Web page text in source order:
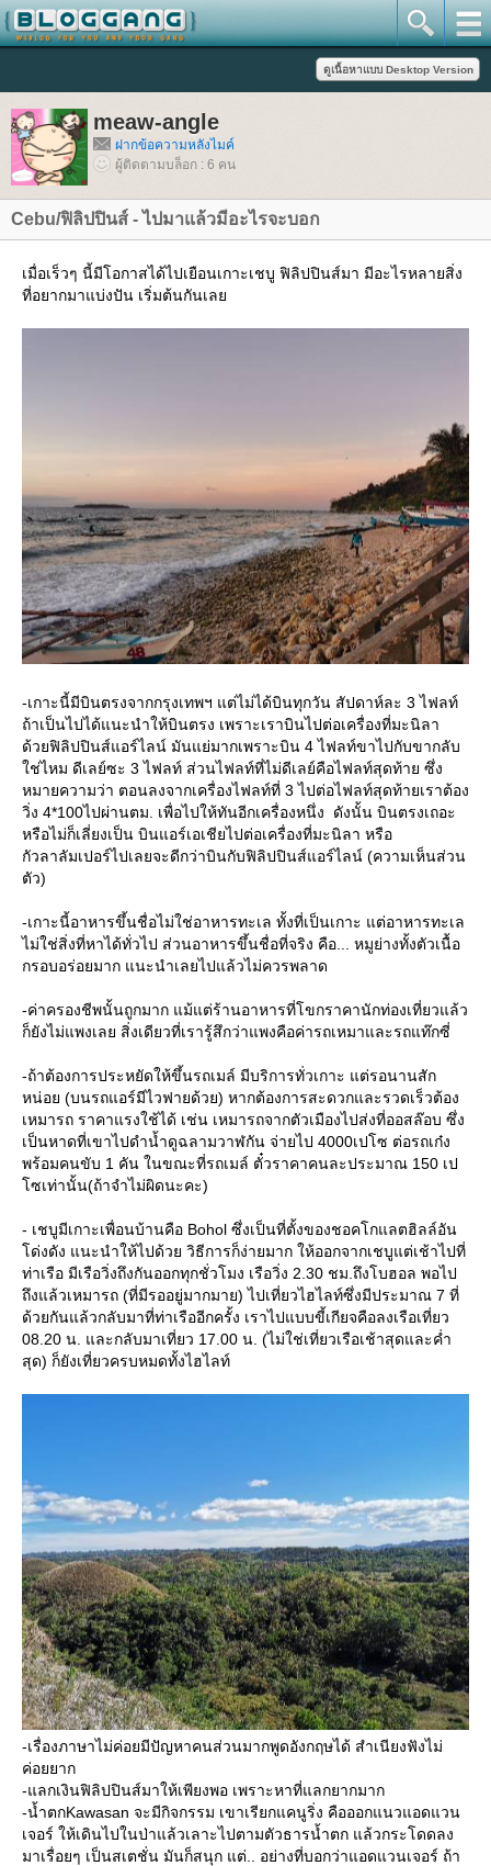
meaw-angle
ฝากข้อความหลังไมค์
ผู้ติดตามบล็อก : 6 คน
Cebu/ฟิลิปปินส์ - ไปมาแล้วมีอะไรจะบอก
เมื่อเร็วๆ นี้มีโอกาสได้ไปเยือนเกาะเชบู ฟิลิปปินส์มา มีอะไรหลายสิ่ง
ที่อยากมาแบ่งปัน เริ่มต้นกันเล
-เกาะนี้มีบินตรงจากกรุงเทพฯ แต่ไม่ได้บินทุกวัน สัปดาห์ละ 3 ไฟลท์
ถ้าเป็นไปได้แนะนำให้บินตรง เพราะเราบินไปต่อเครื่องที่มะนิลา
ด้วยฟิลิปปินส์แอร์ไลน์ มันแย่มากเพราะบิน 4 ไฟลท์ขาไปกับขากลับ
ช่ไหม ดีเลย์ซะ 3 ไฟลท์ ส่วนไฟลท์ที่ไม่ดีเลย์คือไฟลท์สุดท้าย ซึ่ง
หมายความว่า ตอนลงจากเครื่องไฟลท์ที่ 3 ไปต่อไฟลท์สุดท้ายเราต้อง
วิ่ง 4*100ไปผ่านตม. เพื่อไปให้ทันอีกเครื่องหนึ่ง ดังนั้น บินตรงเถอะ
หรือไม่ก็เลี่ยงเป็น บินแอร์เอเชียไปต่อเครื่องที่มะนิลา หรือ
กัวลาลัมเปอร์ไปเลยจะดีกว่าบินกับฟิลิปปินส์แอร์ไลน์ (ความเห็นส่วน
ตัว)
-เกาะนี้อาหารขึ้นชื่อไม่ใช่อาหารทะเล ทั้งที่เป็นเกาะ แต่อาหารทะเล
ไม่ใช่สิ่งที่หาได้ทั่วไป ส่วนอาหารขึ้นชื่อที่จริง คือ... หมูย่างทั้งตัวเนื้อ
กรอบอร่อยมาก แนะนำเลยไปแล้วไม่ควรพลาด
-ค่าครองชีพนั้นถูกมาก แม้แต่ร้านอาหารที่โขกราคานักท่องเที่ยวแล้ว
ก็ยังไม่แพงเลย สิ่งเดียวที่เรารู้สึกว่าแพงคือค่ารถเหมาและรถแท๊กซี่
-ถ้าต้องการประหยัดให้ขึ้นรถเมล์ มีบริการทั่วเกาะ แต่รอนานสัก
หน่อย (บนรถแอร์มีไวฟายด้วย) หากต้องการสะดวกและรวดเร็วต้อง
เหมารถ ราคาแรงใช้ได้ เช่น เหมารถจากตัวเมืองไปส่งที่ออสล๊อบ ซึ่ง
เป็นหาดที่เขาไปดำน้ำดูฉลามวาฬกัน จ่ายไป 4000เปโซ ต่อรถเก๋ง
พร้อมคนขับ 1 คัน ในขณะที่รถเมล์ ตั๋วราคาคนละประมาณ 150 เป
ซเท่านั้น(ถ้าจำไม่ผิดนะคะ)
- เชบูมีเกาะเพื่อนบ้านคือ Bohol ซึ่งเป็นที่ตั้งของชอคโกแลตฮิลล์อัน
ด่งดัง แนะนำให้ไปด้วย วิธีการก็ง่ายมาก ให้ออกจากเชบูแต่เช้าไปที่
ท่าเรือ มีเรือวิ่งถึงกันออกทุกชั่วโมง เรือวิ่ง 2.30 ชม.ถึงโบฮอล พอไป
ถึงแล้วเหมารถ (ที่มีรออยู่มากมาย) ไปเที่ยวไฮไลท์ซึ่งมีประมาณ 7 ที่
ด้วยกันแล้วกลับมาที่ท่าเรืออีกครั้ง เราไปแบบขี้เกียจคือลงเรือเที่ยว
08.20 น. และกลับมาเที่ยว 17.00 น. (ไม่ใช่เที่ยวเรือเช้าสุดและค่ำ
สุด) ก็ยังเที่ยวครบหมดทั้งไฮไลท์
-เรื่องภาษาไม่ค่อยมีปัญหาคนส่วนมากพูดอังกฤษได้ สำเนียงฟังไม่
ค่อยยาก
-แลกเงินฟิลิปปินส์มาให้เพียงพอ เพราะหาที่แลกยากมาก
-น้ำตกKawasan จะมีกิจกรรม เขาเรียกแคนูริ่ง คือออกแนวแอดแวน
เจอร์ ให้เดินไปในป่าแล้วเลาะไปตามตัวธารน้ำตก แล้วกระโดดลง
มาเรื่อยๆ เป็นสเตชั่น มันก็สนุก แต่.. อย่างที่บอกว่าแอดแวนเจอร์ ถ้า